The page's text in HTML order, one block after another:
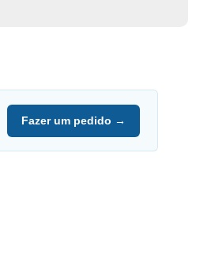
Fazer um pedido →